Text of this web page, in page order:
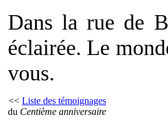
Dans la rue de
éclairée. Le
vous.
<< Liste des témoignages
du Centième anniversaire